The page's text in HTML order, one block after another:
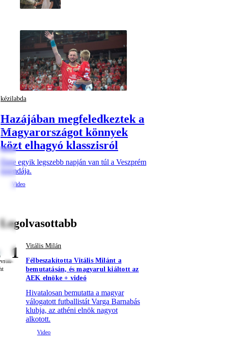
kézilabda
Hazájában megfeledkeztek a
Magyarországot könnyek
közt elhagyó klasszisról
Élete egyik legszebb napján van túl a Veszprém
legendája.
Legolvasottabb
1
Vitális Milán
Félbeszakította Vitális Milánt a
bemutatásán, és magyarul kiáltott az
AEK elnöke + videó
Hivatalosan bemutatta a magyar
válogatott futballistát Varga Barnabás
klubja, az athéni elnök nagyot
alkotott.